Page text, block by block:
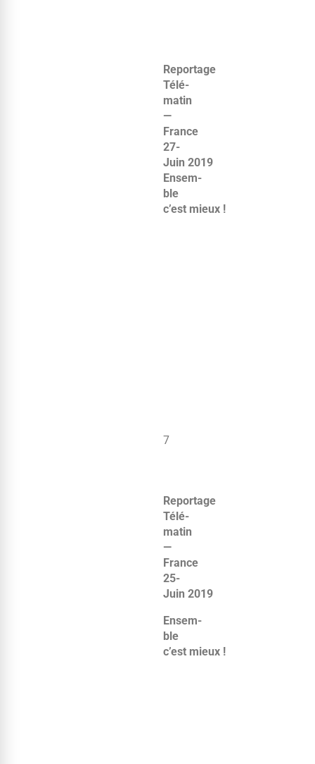
Reportage
Télé­
matin
—
France
27-
Juin 2019
Ensem­
ble
c’est mieux !
7
Reportage
Télé­
matin
—
France
25-
Juin 2019
Ensem­
ble
c’est mieux !